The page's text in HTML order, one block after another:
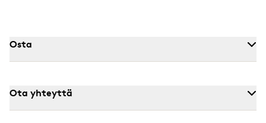
Osta
Ota yhteyttä